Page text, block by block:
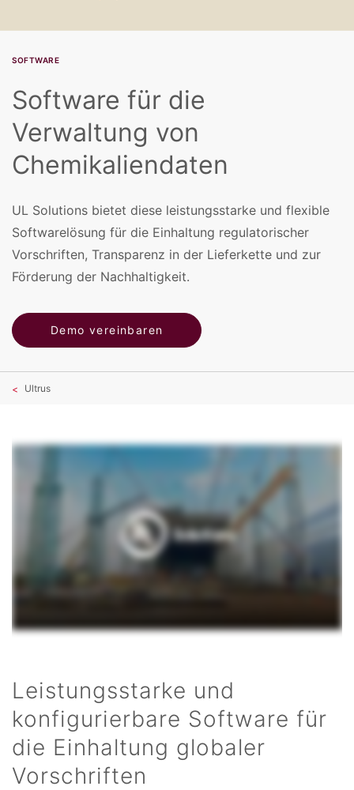
SOFTWARE
Software für die
Verwaltung von
Chemikaliendaten
UL Solutions bietet diese leistungsstarke und flexible
Softwarelösung für die Einhaltung regulatorischer
Vorschriften, Transparenz in der Lieferkette und zur
Förderung der Nachhaltigkeit.
Demo vereinbaren
Ultrus
Leistungsstarke und
konfigurierbare Software für
die Einhaltung globaler
Vorschriften